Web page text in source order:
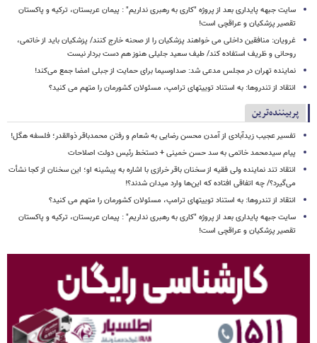
سایت جبهه پایداری بعد از پروژه "کاری به رهبری نداریم" : پیمان عربستان، ترکیه و پاکستان
تقصیر پزشکیان و عراقچی است!
غرویان: منافقین داخلی می خواهند پزشکیان را از صحنه خارج کنند/ پزشکیان باید از خاتمی،
روحانی و ظریف استفاده کند/ طیف سعید جلیلی هنوز هم دست بردار نیست
نماینده تهران در مجلس مدعی شد: صداوسیما برای حمایت از جبلی امضا جمع می‌کند!
انتقاد از تندروها: به استناد توییتهای ترامپ، مسئولان کشورمان را متهم می کنید؟
پربیننده‌ترین
تفسیر عجیب زیدآبادی از آمدن محسن رضایی به شعام و رفتن محمدباقر ذوالقدر؛ فلسفه هگل!
پیام سیدمحمد خاتمی به سد حسن خمینی + دستخط رئیس دولت اصلاحات
انتقاد تند نماینده ولی فقیه از سخنان باقر خرازی با اشاره به پیشینه او؛ این سخنان از کجا نشأت
می‌گیرد؟/ چه اتفاقی افتاده که این‌ها وارد میدان شدند؟!
انتقاد از تندروها: به استناد توییتهای ترامپ، مسئولان کشورمان را متهم می کنید؟
سایت جبهه پایداری بعد از پروژه "کاری به رهبری نداریم" : پیمان عربستان، ترکیه و پاکستان
تقصیر پزشکیان و عراقچی است!